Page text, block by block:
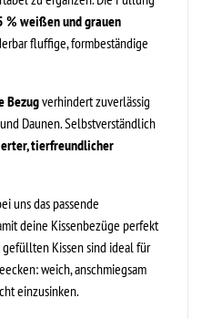
% weißen und grauen
fluffige, formbeständige
Bezugverhindert zuverlässig
Daunen. Selbstverständlich
tierfreundlicher
uns das passende
deine Kissenbezüge perfekt
Kissen sind ideal für
weich, anschmiegsam
einzusinken.